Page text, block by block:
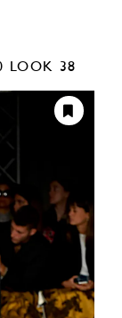
LOOK 38